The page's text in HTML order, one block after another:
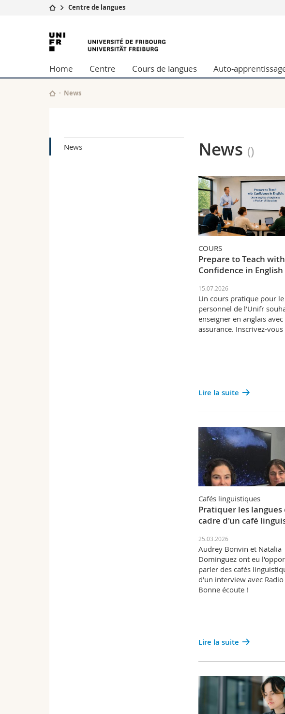
Université
Recherche
Université
Formation continue
Sciences économiques et
Lettres et sciences humaines
Centre de langues
Université
de
Fribourg
Home Centre Cours de langues Auto-
News
News News ()
COURS
Prepare to Teach with
Confidence in English
15.07.2026
Un cours pratique pour le
personnel de l’Unifr
enseigner en anglais avec
assurance. Inscrivez-vous
Lire la suite
Cafés linguistiques
Pratiquer les langues
cadre d'un café
25.03.2026
Audrey Bonvin et Natalia
Dominguez ont eu
parler des cafés
d'un interview avec
Bonne écoute !
Lire la suite